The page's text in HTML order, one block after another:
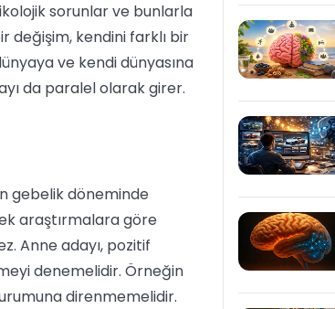
sorunlar ve bunlarla
değişim, kendini farklı bir
ve kendi dünyasına
da paralel olarak girer.
gebelik döneminde
araştırmalara göre
Anne adayı, pozitif
denemelidir. Örneğin
direnmemelidir.